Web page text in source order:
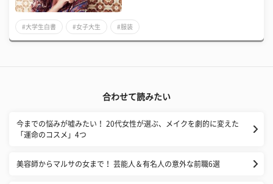
#大学生白書 #女子大生 #服装
合わせて読みたい
今までの悩みが嘘みたい！ 20代女性が選ぶ、メイクを劇的に変えた
「運命のコスメ」4つ
美容師からマルサの女まで！ 芸能人＆有名人の意外な前職6選